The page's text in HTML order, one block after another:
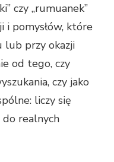
czy „rumuanek”
i pomysłów, które
lub przy okazji
od tego, czy
czy jako
liczy się
realnych